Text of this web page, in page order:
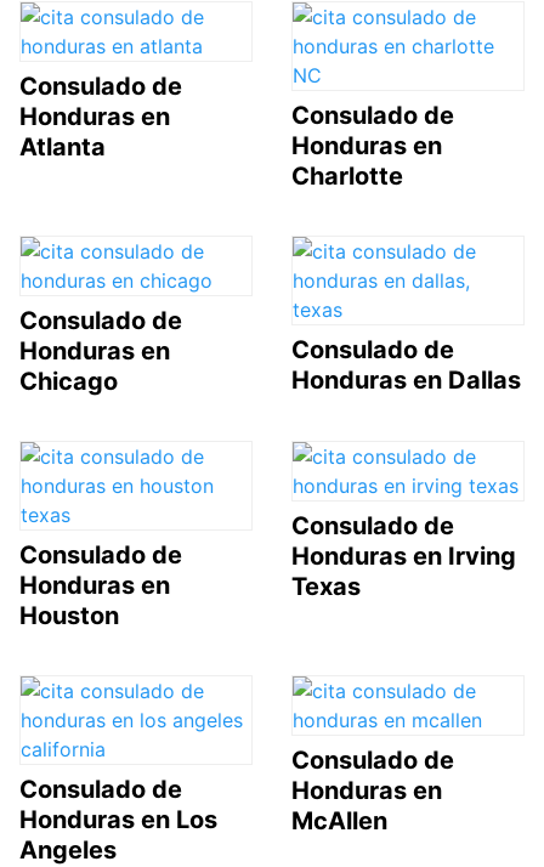
Consulado de
Honduras en
Atlanta
Consulado de
Honduras en
Charlotte
Consulado de
Honduras en
Chicago
Consulado de
Honduras en Dallas
Consulado de
Honduras en
Houston
Consulado de
Honduras en Irving
Texas
Consulado de
Honduras en Los
Angeles
Consulado de
Honduras en
McAllen